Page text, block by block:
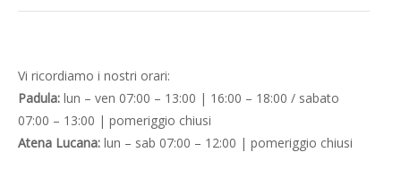
Vi ricordiamo i nostri orari:
Padula: lun – ven 07:00 – 13:00 | 16:00 – 18:00 / sabato
07:00 – 13:00 | pomeriggio chiusi
Atena Lucana: lun – sab 07:00 – 12:00 | pomeriggio chiusi